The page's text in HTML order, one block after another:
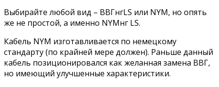
Выбирайте любой вид – ВВГнгLS или NYM, но опять
же не простой, а именно NYMнг LS.
Кабель NYM изготавливается по немецкому
стандарту (по крайней мере должен). Раньше данный
кабель позиционировался как желанная замена ВВГ,
но имеющий улучшенные характеристики.